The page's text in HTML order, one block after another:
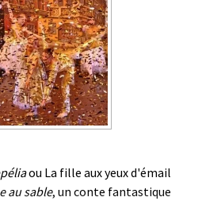
ou La fille aux yeux d'émail
au sable, un conte fantastique